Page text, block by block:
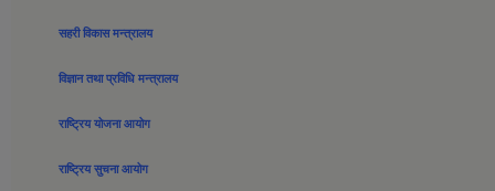
सहरी विकास मन्त्रालय
विज्ञान तथा प्रविधि मन्त्रालय
राष्ट्रिय योजना आयोग
राष्ट्रिय सुचना आयोग